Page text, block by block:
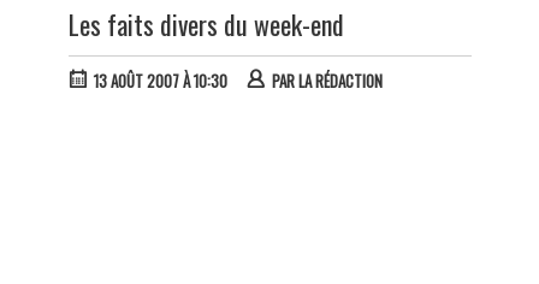
Les faits divers du week-end
13 AOÛT 2007 À 10:30 PARLA RÉDACTION